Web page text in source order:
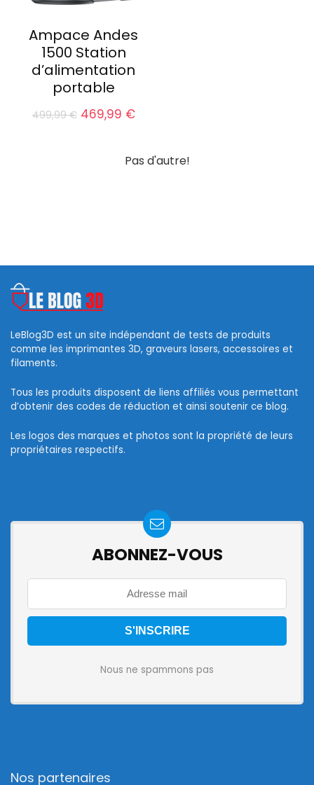
Ampace Andes
1500 Station
d’alimentation
portable
499,99€ Le
499,99 €.
469,99 €Le
est :
469,99 €.
Pas d'autre!
LeBlog3D est un site indépendant de tests de produits
comme les imprimantes 3D, graveurs lasers, accessoires et
filaments.
Tous les produits disposent de liens affiliés vous permettant
d’obtenir des codes de réduction et ainsi soutenir ce blog.
Les logos des marques et photos sont la propriété de leurs
propriétaires respectifs.
ABONNEZ-VOUS
Nous ne spammons pas
Nos partenaires